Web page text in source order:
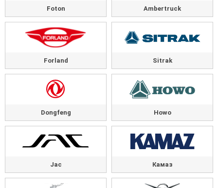
Foton Ambertruck
Forland Sitrak
Dongfeng Howo
Jac Камаз